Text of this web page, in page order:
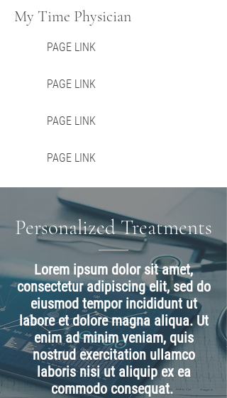
My Time Physician
PAGE LINK
PAGE LINK
PAGE LINK
PAGE LINK
Personalized Treatments
Lorem ipsum dolor sit amet,
consectetur adipiscing elit, sed do
eiusmod tempor incididunt ut
labore et dolore magna aliqua. Ut
enim ad minim veniam, quis
nostrud exercitation ullamco
laboris nisi ut aliquip ex ea
commodo consequat.